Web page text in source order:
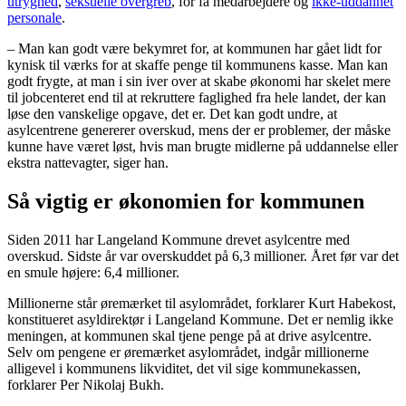
personale.
– Man kan godt være bekymret for, at kommunen har gået lidt for
kynisk til værks for at skaffe penge til kommunens kasse. Man kan
godt frygte, at man i sin iver over at skabe økonomi har skelet mere
til jobcenteret end til at rekruttere faglighed fra hele landet, der kan
løse den vanskelige opgave, det er. Det kan godt undre, at
asylcentrene genererer overskud, mens der er problemer, der måske
kunne have været løst, hvis man brugte midlerne på uddannelse eller
ekstra nattevagter, siger han.
Så vigtig er økonomien for kommunen
Siden 2011 har Langeland Kommune drevet asylcentre med
overskud. Sidste år var overskuddet på 6,3 millioner. Året før var det
en smule højere: 6,4 millioner.
Millionerne står øremærket til asylområdet, forklarer Kurt Habekost,
konstitueret asyldirektør i Langeland Kommune. Det er nemlig ikke
meningen, at kommunen skal tjene penge på at drive asylcentre.
Selv om pengene er øremærket asylområdet, indgår millionerne
alligevel i kommunens likviditet, det vil sige kommunekassen,
forklarer Per Nikolaj Bukh.